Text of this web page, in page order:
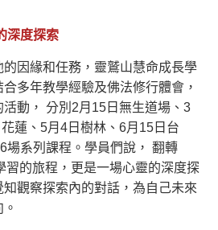
深度探索
因緣和任務，靈鷲山慧命成長學
多年教學經驗及佛法修行體會，
動， 分別2月15日無生道場、3
蓮、5月4日樹林、6月15日台
場系列課程。學員們說， 翻轉
習的旅程，更是一場心靈的深度探
觀察探索內的對話，為自己未來